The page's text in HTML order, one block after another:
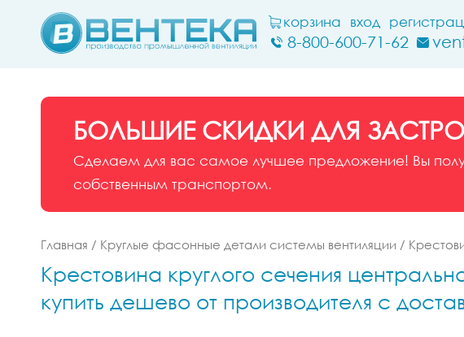
корзина вход
8-800-600-71-62
БОЛЬШИЕ СКИДКИ ДЛЯ
Сделаем для вас самое лучшее предложение! Вы
собственным транспортом.
Главная / Круглые фасонные детали системы вентиляции /
Крестовина круглого сечения
купить дешево от производителя с